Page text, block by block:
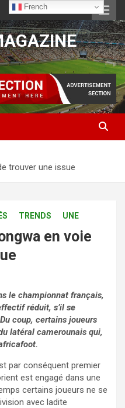
trouver une issue
TRENDS UNE
en voie
le championnat français,
réduit, s’il se
coup, certains joueurs
latéral camerounais qui,
par conséquent premier
est engagé dans une
certains joueurs ne se
avec ladite
French